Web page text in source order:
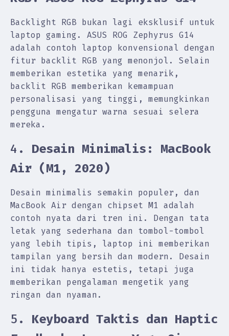
Backlight RGB bukan lagi eksklusif untuk
laptop gaming. ASUS ROG Zephyrus G14
adalah contoh laptop konvensional dengan
fitur backlit RGB yang menonjol. Selain
memberikan estetika yang menarik,
backlit RGB memberikan kemampuan
personalisasi yang tinggi, memungkinkan
pengguna mengatur warna sesuai selera
mereka.
4. Desain Minimalis: MacBook
Air (M1, 2020)
Desain minimalis semakin populer, dan
MacBook Air dengan chipset M1 adalah
contoh nyata dari tren ini. Dengan tata
letak yang sederhana dan tombol-tombol
yang lebih tipis, laptop ini memberikan
tampilan yang bersih dan modern. Desain
ini tidak hanya estetis, tetapi juga
memberikan pengalaman mengetik yang
ringan dan nyaman.
5. Keyboard Taktis dan Haptic